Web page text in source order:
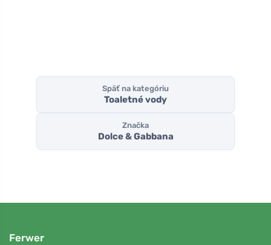
Späť na kategóriu
Toaletné vody
Značka
Dolce & Gabbana
Ferwer